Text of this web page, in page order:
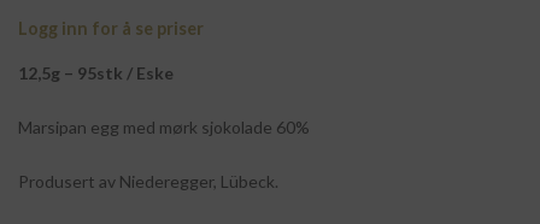
Logg inn for å se priser
12,5g – 95stk / Eske
Marsipan egg med mørk sjokolade 60%
Produsert av Niederegger, Lübeck.